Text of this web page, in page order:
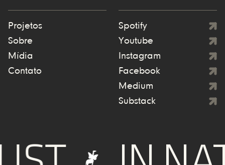
Projetos
Sobre
Mídia
Contato
Spotify
Youtube
Instagram
Facebook
Medium
Substack